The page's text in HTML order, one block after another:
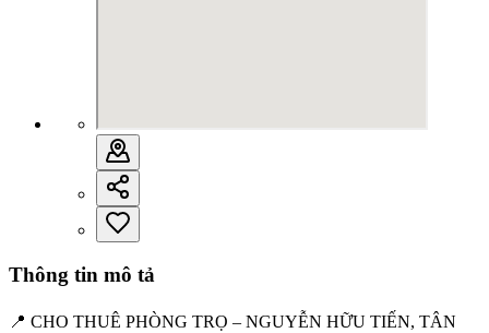
Thông tin mô tả
📍 CHO THUÊ PHÒNG TRỌ – NGUYỄN HỮU TIẾN, TÂN